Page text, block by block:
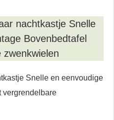
nachtkastje Snelle
Bovenbedtafel
Snelle en eenvoudige
vergrendelbare